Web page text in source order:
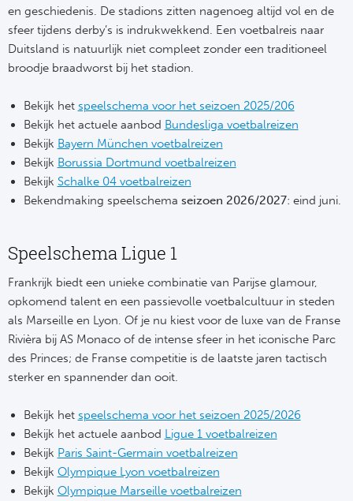
en geschiedenis. De stadions zitten nagenoeg altijd vol en de
sfeer tijdens derby’s is indrukwekkend. Een voetbalreis naar
Duitsland is natuurlijk niet compleet zonder een traditioneel
broodje braadworst bij het stadion.
Bekijk het speelschema voor het seizoen 2025/206
Bekijk het actuele aanbod Bundesliga voetbalreizen
Bekijk Bayern München voetbalreizen
Bekijk Borussia Dortmund voetbalreizen
Bekijk Schalke 04 voetbalreizen
Bekendmaking speelschema seizoen 2026/2027: eind juni.
Speelschema Ligue 1
Frankrijk biedt een unieke combinatie van Parijse glamour,
opkomend talent en een passievolle voetbalcultuur in steden
als Marseille en Lyon. Of je nu kiest voor de luxe van de Franse
Rivièra bij AS Monaco of de intense sfeer in het iconische Parc
des Princes; de Franse competitie is de laatste jaren tactisch
sterker en spannender dan ooit.
Bekijk het speelschema voor het seizoen 2025/2026
Bekijk het actuele aanbod Ligue 1 voetbalreizen
Bekijk Paris Saint-Germain voetbalreizen
Bekijk Olympique Lyon voetbalreizen
Bekijk Olympique Marseille voetbalreizen